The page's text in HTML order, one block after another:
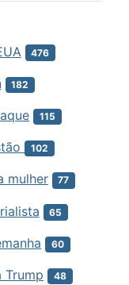
476
182
115
102
mulher 77
65
60
Trump 48